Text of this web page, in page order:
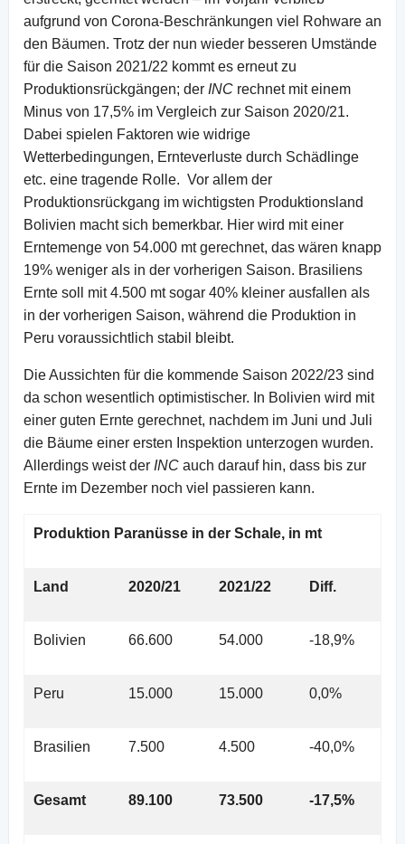
aufgrund von Corona-Beschränkungen viel Rohware an
den Bäumen. Trotz der nun wieder besseren Umstände
für die Saison 2021/22 kommt es erneut zu
Produktionsrückgängen; der INC rechnet mit einem
Minus von 17,5% im Vergleich zur Saison 2020/21.
Dabei spielen Faktoren wie widrige
Wetterbedingungen, Ernteverluste durch Schädlinge
etc. eine tragende Rolle. Vor allem der
Produktionsrückgang im wichtigsten Produktionsland
Bolivien macht sich bemerkbar. Hier wird mit einer
Erntemenge von 54.000 mt gerechnet, das wären knapp
19% weniger als in der vorherigen Saison. Brasiliens
Ernte soll mit 4.500 mt sogar 40% kleiner ausfallen als
in der vorherigen Saison, während die Produktion in
Peru voraussichtlich stabil bleibt.
Die Aussichten für die kommende Saison 2022/23 sind
da schon wesentlich optimistischer. In Bolivien wird mit
einer guten Ernte gerechnet, nachdem im Juni und Juli
die Bäume einer ersten Inspektion unterzogen wurden.
Allerdings weist der INC auch darauf hin, dass bis zur
Ernte im Dezember noch viel passieren kann.
Produktion Paranüsse in der Schale, in mt
Land 2020/21 2021/22 Diff.
Bolivien 66.600 54.000 -18,9%
Peru 15.000 15.000 0,0%
Brasilien 7.500 4.500 -40,0%
Gesamt 89.100 73.500 -17,5%